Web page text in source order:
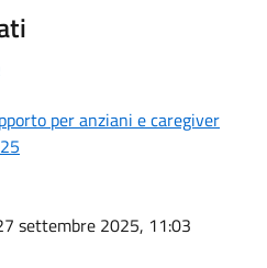
per anziani e caregiver
settembre 2025, 11:03